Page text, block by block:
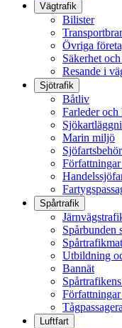
Vägtrafik
Bilister
Övriga
Säkerhet
Resande i
Sjötrafik
Båtliv
Farleder och
Marin miljö
Spårtrafik
Spårbunden
Utbildning
Bannät
Luftfart